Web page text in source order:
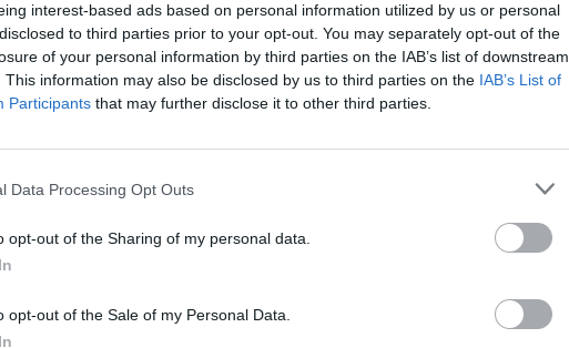
interest-based ads based on personal information utilized by us or personal
to third parties prior to your opt-out. You may separately opt-out of the
of your personal information by third parties on the IAB’s list of downstream
This information may also be disclosed by us to third parties on the IAB’s List of
Participants that may further disclose it to other third parties.
Data Processing Opt Outs
opt-out of the Sharing of my personal data.
opt-out of the Sale of my Personal Data.
che soprattutto la Svezia sono state
fino a quando non hanno
di aderire alla Nato, intimorite
attaccato militare da parte della
festeggia l'uscita dalla condizione
importanti, che di quella neutralità
un proprio simbolo, è una brutta notizia
parte della pace. Non di Putin, non
sottolinea Revelli, che ricorda che
su questa strada, il mar Baltico rischia di